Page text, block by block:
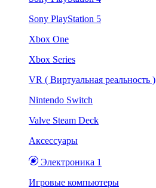
Sony PlayStation 5
Xbox One
Xbox Series
VR ( Виртуальная реальность )
Nintendo Switch
Valve Steam Deck
Аксессуары
Электроника 1
Игровые компьютеры